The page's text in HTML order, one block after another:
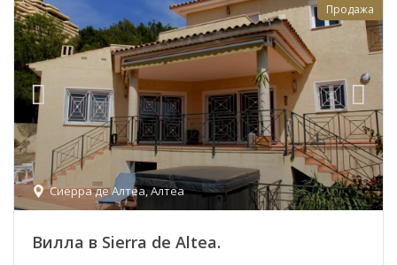
Сиерра де Алтеа,Алтеа
Продажа
Вилла в Sierra de Altea.